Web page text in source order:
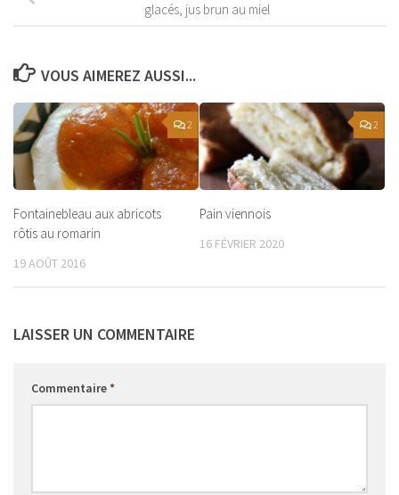
glacés, jus brun au miel
VOUS AIMEREZ AUSSI...
2
Fontainebleau aux abricots
rôtis au romarin
19 AOÛT 2016
2
Pain viennois
16 FÉVRIER 2020
LAISSER UN COMMENTAIRE
Commentaire*